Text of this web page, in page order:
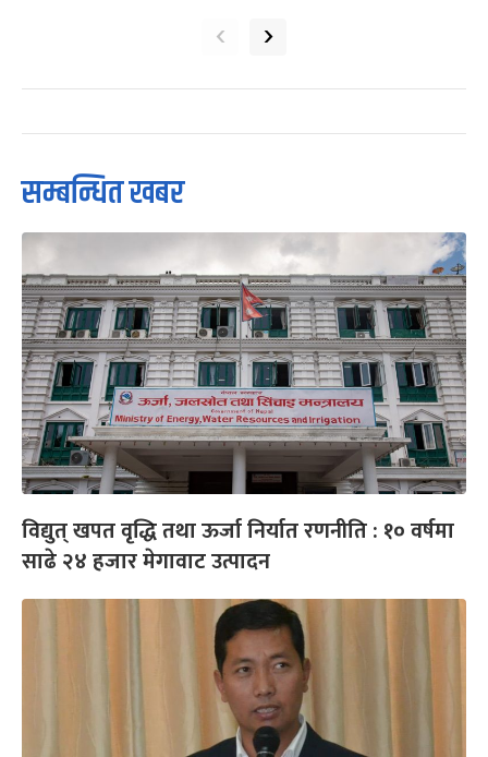
‹ ›
सम्बन्धित खबर
विद्युत् खपत वृद्धि तथा ऊर्जा निर्यात रणनीति : १० वर्षमा
साढे २४ हजार मेगावाट उत्पादन